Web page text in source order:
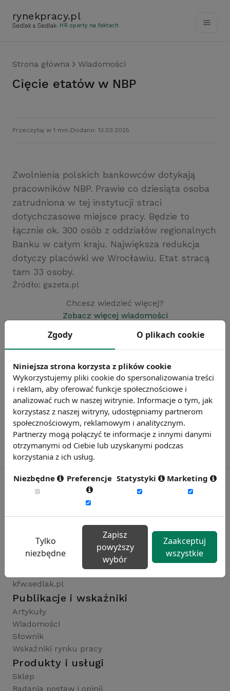
rynekpracy.pl
- HR oparty na faktach
Strona główna Wiadomości
Cięcie etatów w NBP
Przeczytaj w 1 min. Dodano: 13.03.2025
Zwolnienia polskich bankowców dotykają
pracowników NBP. Prawie co dziesiąta osoba
zatrudniona w tej instytucji straci
dotychczasowe miejsce pracy. Będzie to
łącznie ok. 300 osób z oddziałów regionalnych
Banku w całym kraju. Największa redukcja
dotyczy placówki we Wrocławiu. Etat stracą
tam 33 osoby.
Źródło: gazeta.pl
Chcesz wiedzieć więcej?
Zobacz więcej wiadomości
Rynekpracy.pl
raportyplacowe.pl
badaniaHR.pl
kfw.sedlak.pl
Publikacje i wskaźniki
Artykuły
Wiadomości
Słownik
Wskaźniki rynku pracy
Produkty i usługi
Sklep
Badania postaw i opinii
Zgody O plikach cookie
Niniejsza strona korzysta z plików cookie
Wykorzystujemy pliki cookie do spersonalizowania treści
i reklam, aby oferować funkcje społecznościowe i
analizować ruch w naszej witrynie. Informacje o tym, jak
korzystasz z naszej witryny, udostępniamy partnerom
społecznościowym, reklamowym i analitycznym.
Partnerzy mogą połączyć te informacje z innymi danymi
otrzymanymi od Ciebie lub uzyskanymi podczas
korzystania z ich usług.
Niezbędne Preferencje Statystyki Marketing
Tylko
niezbędne
Zapisz
powyższy
wybór
Zaakceptuj
wszystkie